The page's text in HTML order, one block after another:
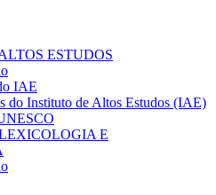
ESTUDOS
IAE
do Instituto de Altos Estudos (IAE)
E